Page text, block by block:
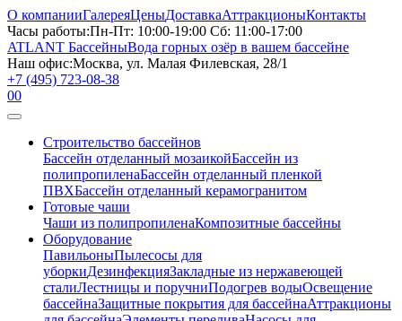
О компанииГалереяЦеныДоставкаАттракционыКонтакты
Часы работы:Пн-Пт: 10:00-19:00 Сб: 11:00-17:00
ATLANT БассейныВода горных озёр в вашем бассейне
Наш офис:Москва, ул. Малая Филевская, 28/1
+7 (495) 723-08-38
00
Строительство бассейнов
Бассейн отделанный мозаикойБассейн из
полипропиленаБассейн отделанный пленкой
ПВХБассейн отделанный керамогранитом
Готовые чаши
Чаши из полипропиленаКомпозитные бассейны
Оборудование
ПавильоныПылесосы для
уборкиДезинфекцияЗакладные из нержавеющей
сталиЛестницы и поручниПодогрев водыОсвещение
бассейнаЗащитные покрытия для бассейнаАттракционы